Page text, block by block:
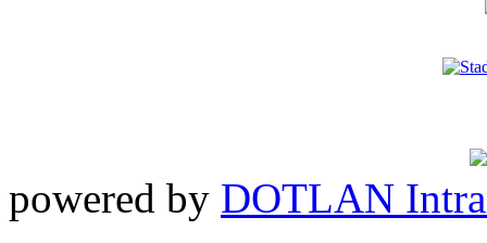
powered by DOTLAN